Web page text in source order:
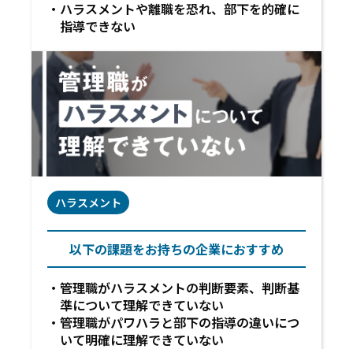
ハラスメントや離職を恐れ、部下を的確に
指導できない
ハラスメント
以下の課題をお持ちの企業におすすめ
管理職がハラスメントの判断要素、判断基
準について理解できていない
管理職がパワハラと部下の指導の違いにつ
いて明確に理解できていない